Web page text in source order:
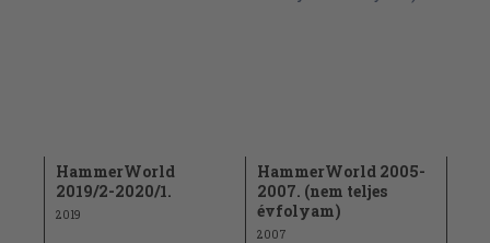
HammerWorld
2019/2-2020/1.
2019
HammerWorld 2005-
2007. (nem teljes
évfolyam)
2007